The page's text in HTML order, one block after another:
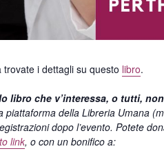
i dettagli su questo libro.
libro che v’interessa, o tutti,
piattaforma della Libreria Umana
dopo l’evento. Potete
link, o con un bonifico a: